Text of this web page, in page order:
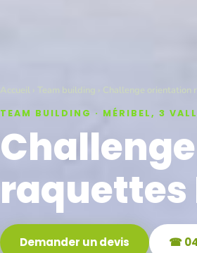
Accueil › Team building › Challenge orientation
TEAM BUILDING · MÉRIBEL, 3
raquettes
Demander un devis ☎ 04